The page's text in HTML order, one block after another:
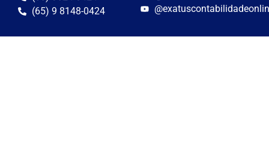
(65) 9 8148-0424